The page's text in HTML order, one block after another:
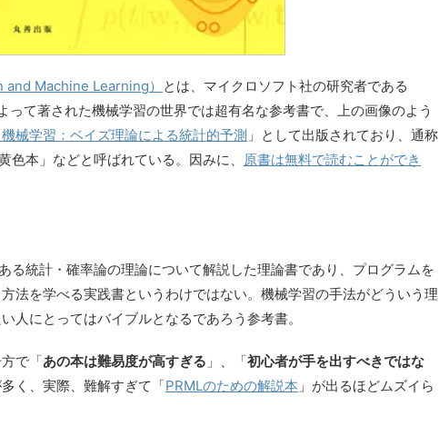
Machine Learning） とは、マイクロソフト社の研究者である
て著された機械学習の世界では超有名な参考書で、上の画像のよう
械学習：ベイズ理論による統計的予測 」として出版されており、通称
色本」などと呼ばれている。因みに、 原書は無料で読むことができ
る統計・確率論の理論について解説した理論書であり、プログラムを
法を学べる実践書というわけではない。機械学習の手法がどういう理
人にとってはバイブルとなるであろう参考書。
で「あの本は難易度が高すぎる 」、「初心者が手を出すべきではな
く、実際、難解すぎて「PRMLのための解説本 」が出るほどムズイら